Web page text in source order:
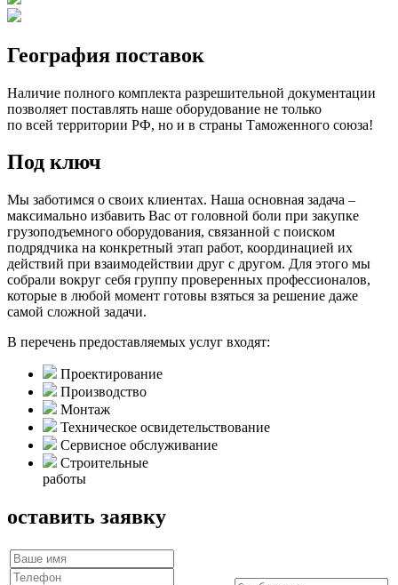
География поставок
Наличие полного комплекта разрешительной документации
позволяет поставлять наше оборудование не только
по всей территории РФ, но и в страны Таможенного союза!
Под ключ
Мы заботимся о своих клиентах. Наша основная задача –
максимально избавить Вас от головной боли при закупке
грузоподъемного оборудования, связанной с поиском
подрядчика на конкретный этап работ, координацией их
действий при взаимодействии друг с другом. Для этого мы
собрали вокруг себя группу проверенных профессионалов,
которые в любой момент готовы взяться за решение даже
самой сложной задачи.
В перечень предоставляемых услуг входят:
Проектирование
Производство
Монтаж
Техническое освидетельствование
Сервисное обслуживание
Строительные
работы
оставить заявку